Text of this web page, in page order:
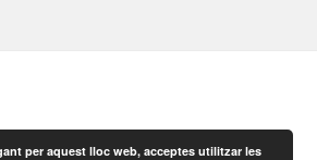
per aquest lloc web, acceptes utilitzar les